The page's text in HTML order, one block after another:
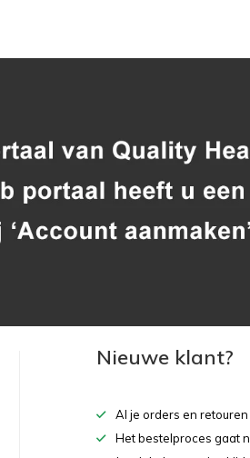
Nieuwe klant?
Al je orders en
Het bestelproces gaat